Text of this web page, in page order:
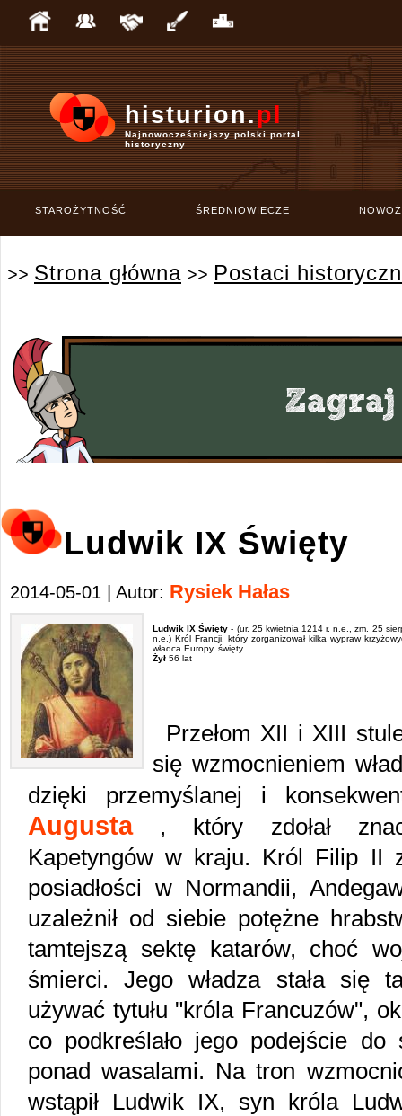
histurion.pl
Najnowocześniejszy polski portal
historyczny
STAROŻYTNOŚĆ ŚREDNIOWIECZE
>> Strona główna >> Postaci
Ludwik IX Święty
2014-05-01 | Autor: Rysiek Hałas
Ludwik IX Święty - (ur. 25 kwietnia 1214 r. n.e., zm. 25
n.e.) Król Francji, który zorganizował kilka wypraw
władca Europy, święty.
Żył 56 lat
Przełom XII i XIII
się wzmocnieniem
dzięki przemyślanej i
Augusta, który zdołał
Kapetyngów w kraju. Król Filip II
posiadłości w Normandii,
uzależnił od siebie potężne
tamtejszą sektę katarów, choć
śmierci. Jego władza stała się
używać tytułu "króla Francuzów",
co podkreślało jego podejście
ponad wasalami. Na tron
wstąpił Ludwik IX, syn króla